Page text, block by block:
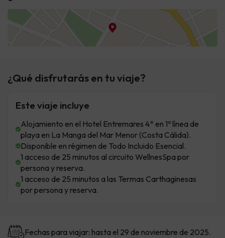
¿Qué disfrutarás en tu viaje?
Este viaje incluye
Alojamiento en el Hotel Entremares 4* en 1ª línea de
playa en La Manga del Mar Menor (Costa Cálida).
Disponible en régimen de Todo Incluido Esencial.
1 acceso de 25 minutos al circuito WellnesSpa por
persona y reserva.
1 acceso de 25 minutos a las Termas Carthaginesas
por persona y reserva.
Fechas para viajar: hasta el 29 de noviembre de 2025.